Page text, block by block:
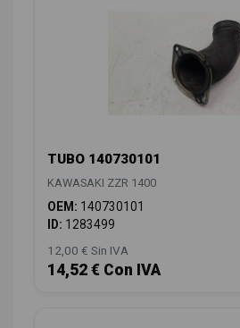
TUBO 140730101
KAWASAKI ZZR 1400
OEM: 140730101
ID: 1283499
12,00 € Sin IVA
14,52 € Con IVA